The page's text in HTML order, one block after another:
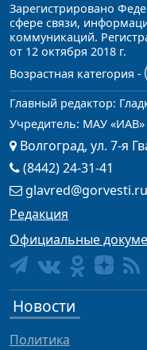
Зарегистрировано
сфере связи,
коммуникаций.
от 12 октября 2018 г.
Возрастная категория -
Главный редактор:
Учредитель: МАУ «ИАВ»
Волгоград, ул. 7-я
(8442) 24-31-41
glavred@gorvesti.ru
Редакция
Официальные
Новости
Политика